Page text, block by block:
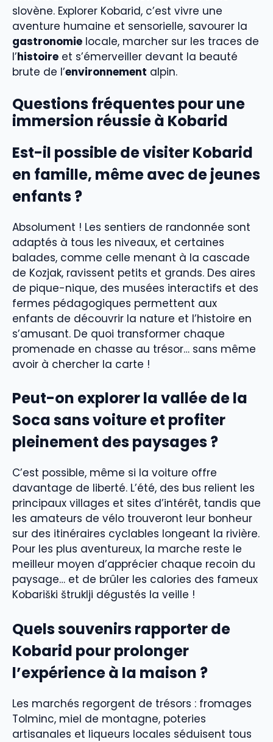
slovène. Explorer Kobarid, c’est vivre une
aventure humaine et sensorielle, savourer la
gastronomie locale, marcher sur les traces de
l’histoire et s’émerveiller devant la beauté
brute de l’environnement alpin.
Questions fréquentes pour une
immersion réussie à Kobarid
Est-il possible de visiter Kobarid
en famille, même avec de jeunes
enfants ?
Absolument ! Les sentiers de randonnée sont
adaptés à tous les niveaux, et certaines
balades, comme celle menant à la cascade
de Kozjak, ravissent petits et grands. Des aires
de pique-nique, des musées interactifs et des
fermes pédagogiques permettent aux
enfants de découvrir la nature et l’histoire en
s’amusant. De quoi transformer chaque
promenade en chasse au trésor… sans même
avoir à chercher la carte !
Peut-on explorer la vallée de la
Soca sans voiture et profiter
pleinement des paysages ?
C’est possible, même si la voiture offre
davantage de liberté. L’été, des bus relient les
principaux villages et sites d’intérêt, tandis que
les amateurs de vélo trouveront leur bonheur
sur des itinéraires cyclables longeant la rivière.
Pour les plus aventureux, la marche reste le
meilleur moyen d’apprécier chaque recoin du
paysage… et de brûler les calories des fameux
Kobariški štruklji dégustés la veille !
Quels souvenirs rapporter de
Kobarid pour prolonger
l’expérience à la maison ?
Les marchés regorgent de trésors : fromages
Tolminc, miel de montagne, poteries
artisanales et liqueurs locales séduisent tous